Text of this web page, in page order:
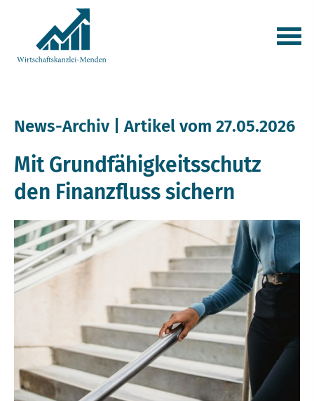
News-Archiv | Artikel vom 27.05.2026
Mit Grundfähigkeits­schutz
den Finanzfluss sichern